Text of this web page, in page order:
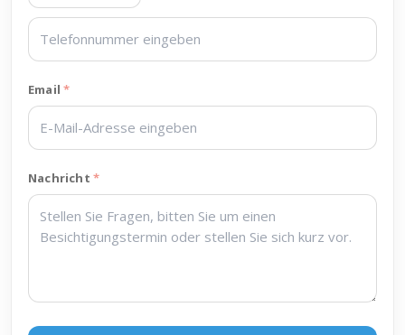
Email
Nachricht